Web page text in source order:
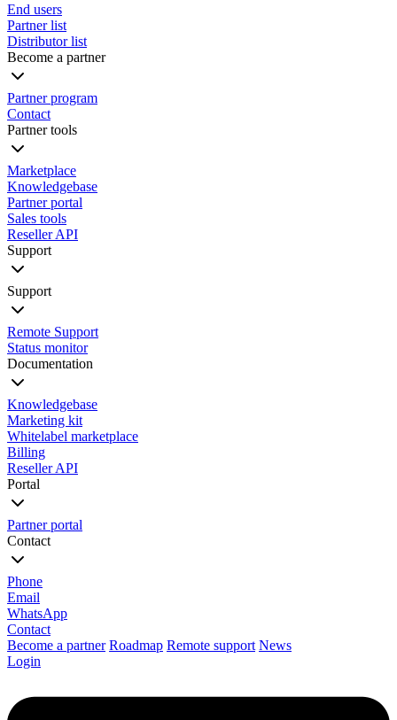
End users
Partner list
Distributor list
Become a partner
Partner program
Contact
Partner tools
Marketplace
Knowledgebase
Partner portal
Sales tools
Reseller API
Support
Support
Remote Support
Status monitor
Documentation
Knowledgebase
Marketing kit
Whitelabel marketplace
Billing
Reseller API
Portal
Partner portal
Contact
Phone
Email
WhatsApp
Contact
Become a partner Roadmap Remote support News
Login